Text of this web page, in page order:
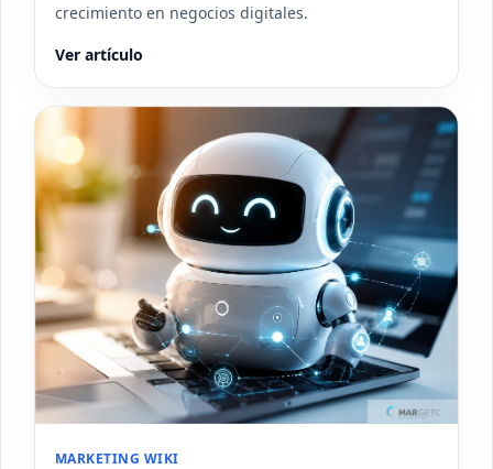
crecimiento en negocios digitales.
Ver artículo
MARKETING WIKI